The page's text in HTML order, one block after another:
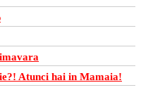
Atunci hai in Mamaia!